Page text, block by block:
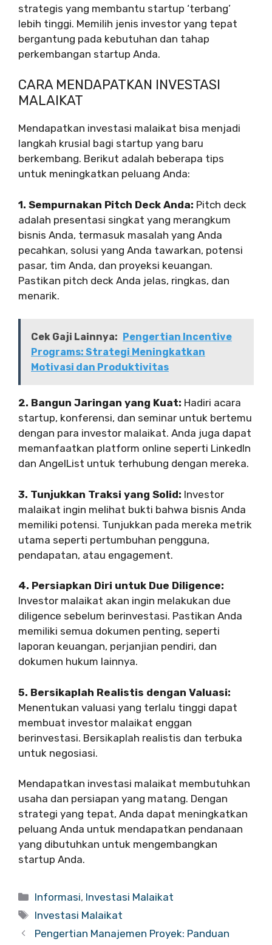
strategis yang membantu startup ‘terbang’
lebih tinggi. Memilih jenis investor yang tepat
bergantung pada kebutuhan dan tahap
perkembangan startup Anda.
CARA MENDAPATKAN INVESTASI
MALAIKAT
Mendapatkan investasi malaikat bisa menjadi
langkah krusial bagi startup yang baru
berkembang. Berikut adalah beberapa tips
untuk meningkatkan peluang Anda:
1. Sempurnakan Pitch Deck Anda: Pitch deck
adalah presentasi singkat yang merangkum
bisnis Anda, termasuk masalah yang Anda
pecahkan, solusi yang Anda tawarkan, potensi
pasar, tim Anda, dan proyeksi keuangan.
Pastikan pitch deck Anda jelas, ringkas, dan
menarik.
Cek Gaji Lainnya: Pengertian Incentive
Programs: Strategi Meningkatkan
Motivasi dan Produktivitas
2. Bangun Jaringan yang Kuat: Hadiri acara
startup, konferensi, dan seminar untuk bertemu
dengan para investor malaikat. Anda juga dapat
memanfaatkan platform online seperti LinkedIn
dan AngelList untuk terhubung dengan mereka.
3. Tunjukkan Traksi yang Solid: Investor
malaikat ingin melihat bukti bahwa bisnis Anda
memiliki potensi. Tunjukkan pada mereka metrik
utama seperti pertumbuhan pengguna,
pendapatan, atau engagement.
4. Persiapkan Diri untuk Due Diligence:
Investor malaikat akan ingin melakukan due
diligence sebelum berinvestasi. Pastikan Anda
memiliki semua dokumen penting, seperti
laporan keuangan, perjanjian pendiri, dan
dokumen hukum lainnya.
5. Bersikaplah Realistis dengan Valuasi:
Menentukan valuasi yang terlalu tinggi dapat
membuat investor malaikat enggan
berinvestasi. Bersikaplah realistis dan terbuka
untuk negosiasi.
Mendapatkan investasi malaikat membutuhkan
usaha dan persiapan yang matang. Dengan
strategi yang tepat, Anda dapat meningkatkan
peluang Anda untuk mendapatkan pendanaan
yang dibutuhkan untuk mengembangkan
startup Anda.
Categories
Informasi, Investasi Malaikat
Tags
Investasi Malaikat
Pengertian Manajemen Proyek: Panduan